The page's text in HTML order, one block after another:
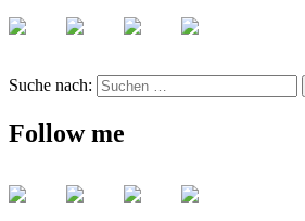
Suche nach:
Follow me